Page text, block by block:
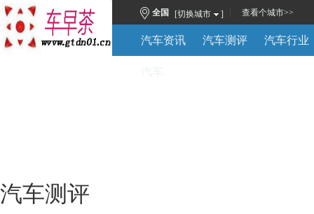
全国 [切换城市 ] 查看个城市>>
汽车资讯 汽车测评 汽车行业
汽车测评